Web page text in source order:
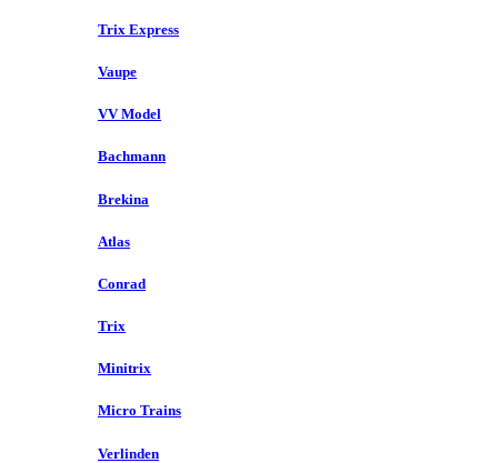
Trix Express
Vaupe
VV Model
Bachmann
Brekina
Atlas
Conrad
Trix
Minitrix
Micro Trains
Verlinden